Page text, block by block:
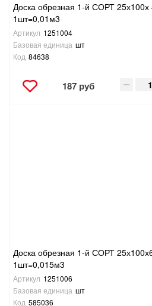
Доска обрезная 1-й СОРТ
1шт=0,01м3
Артикул 1251004
Базовая единица шт
Код 84638
187 руб
Доска обрезная 1-й СОРТ
1шт=0,015м3
Артикул 1251006
Базовая единица шт
Код 585036